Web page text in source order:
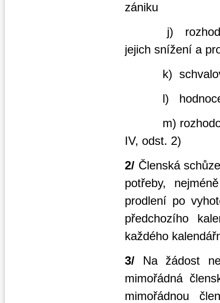
zániku
j)
jejich snížení a
k)
l) hodnocení
m)
IV, odst. 2)
2/ Členská
potřeby,
prodlení po
předchozího
každého
3/ Na žádost
mimořádná
mimořádnou